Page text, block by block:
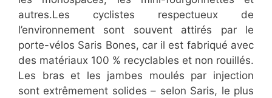
autres.Les cyclistes respectueux de
l’environnement sont souvent attirés par le
porte-vélos Saris Bones, car il est fabriqué avec
des matériaux 100 % recyclables et non rouillés.
Les bras et les jambes moulés par injection
sont extrêmement solides – selon Saris, le plus